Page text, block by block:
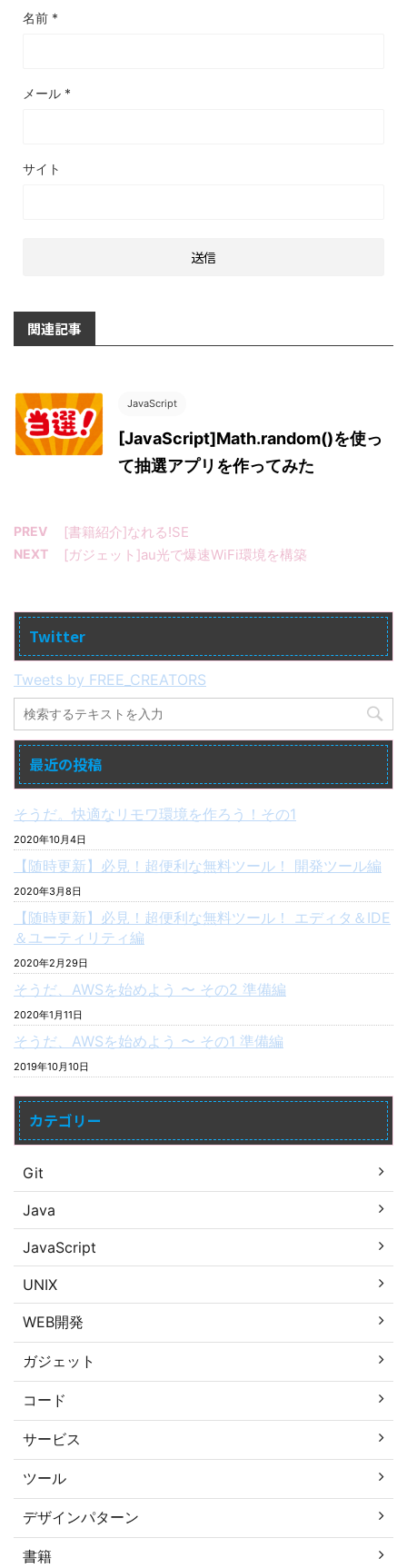
名前 *
メール *
サイト
関連記事
JavaScript
[JavaScript]Math.random()を使っ
て抽選アプリを作ってみた
PREV [書籍紹介]なれる!SE
NEXT [ガジェット]au光で爆速WiFi環境を構築
Twitter
Tweets by FREE_CREATORS
最近の投稿
そうだ。快適なリモワ環境を作ろう！その1
2020年10月4日
【随時更新】必見！超便利な無料ツール！ 開発ツール編
2020年3月8日
【随時更新】必見！超便利な無料ツール！ エディタ＆IDE
＆ユーティリティ編
2020年2月29日
そうだ、AWSを始めよう 〜 その2 準備編
2020年1月11日
そうだ、AWSを始めよう 〜 その1 準備編
2019年10月10日
カテゴリー
Git
Java
JavaScript
UNIX
WEB開発
ガジェット
コード
サービス
ツール
デザインパターン
書籍